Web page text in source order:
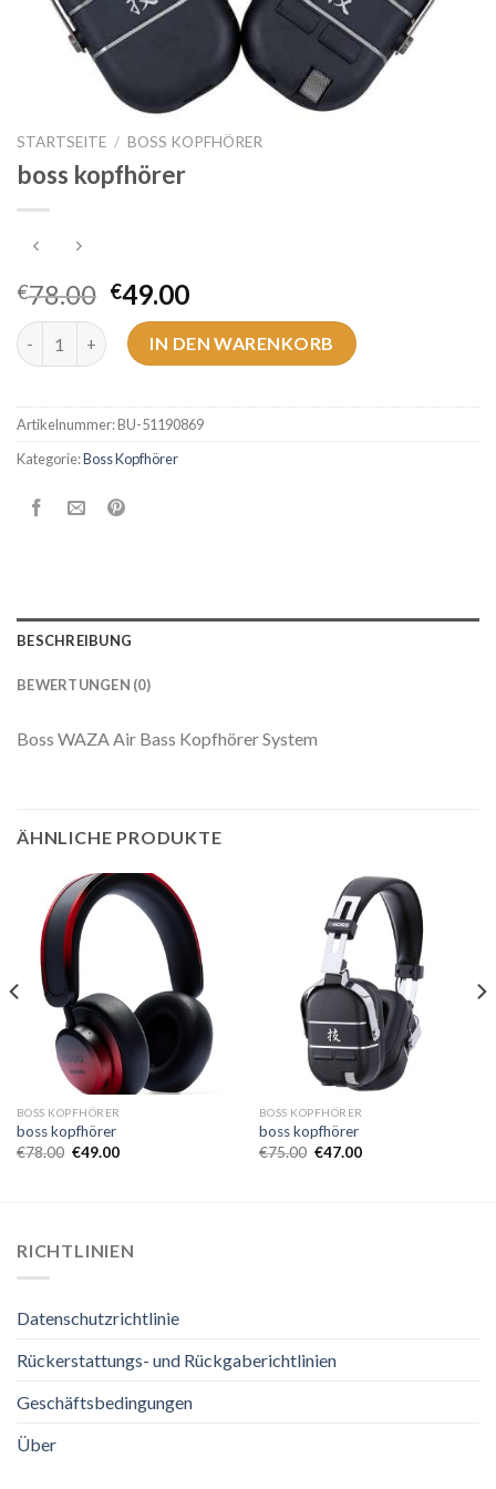
STARTSEITE / BOSS KOPFHÖRER
boss kopfhörer
€78.00 €49.00
boss kopfhörer MengeIN DEN WARENKORB
Artikelnummer:BU-51190869
Kategorie:Boss Kopfhörer
BESCHREIBUNG
BEWERTUNGEN (0)
Boss WAZA Air Bass Kopfhörer System
ÄHNLICHE PRODUKTE
BOSS KOPFHÖRER
boss kopfhörer
€78.00 €49.00
BOSS KOPFHÖRER
boss kopfhörer
€75.00 €47.00
RICHTLINIEN
Datenschutzrichtlinie
Rückerstattungs- und Rückgaberichtlinien
Geschäftsbedingungen
Über